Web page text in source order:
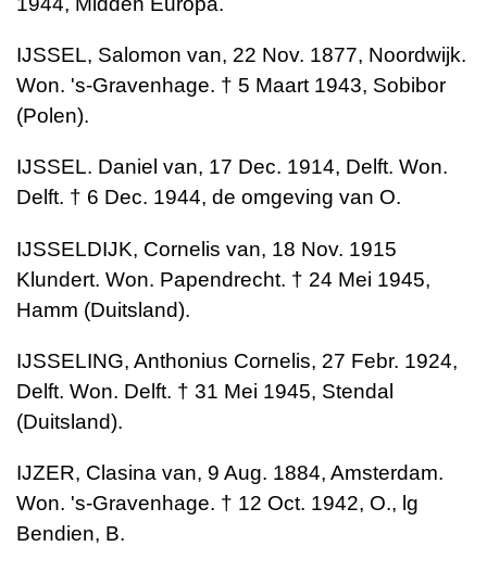
IJSSEL, Salomon van, 22 Nov. 1877, Noordwijk.
Won. 's-Gravenhage. † 5 Maart 1943, Sobibor
(Polen).
IJSSEL. Daniel van, 17 Dec. 1914, Delft. Won.
Delft. † 6 Dec. 1944, de omgeving van O.
IJSSELDIJK, Cornelis van, 18 Nov. 1915
Klundert. Won. Papendrecht. † 24 Mei 1945,
Hamm (Duitsland).
IJSSELING, Anthonius Cornelis, 27 Febr. 1924,
Delft. Won. Delft. † 31 Mei 1945, Stendal
(Duitsland).
IJZER, Clasina van, 9 Aug. 1884, Amsterdam.
Won. 's-Gravenhage. † 12 Oct. 1942, O., lg
Bendien, B.